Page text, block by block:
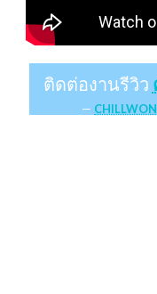
ติดต่องานรีวิว